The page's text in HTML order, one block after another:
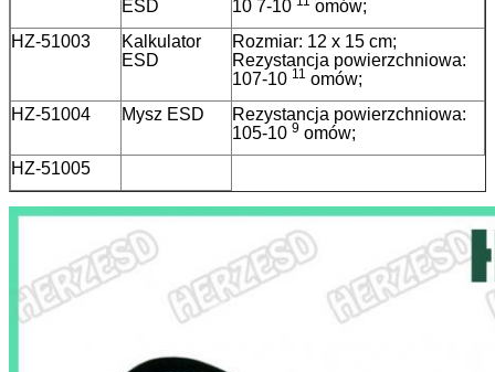
ESD
10 7-10
omów;
HZ-51003
Kalkulator
ESD
Rozmiar: 12 x 15 cm;
Rezystancja powierzchniowa:
107-10 11 omów;
HZ-51004
Mysz ESD
Rezystancja powierzchniowa:
105-10 9 omów;
HZ-51005